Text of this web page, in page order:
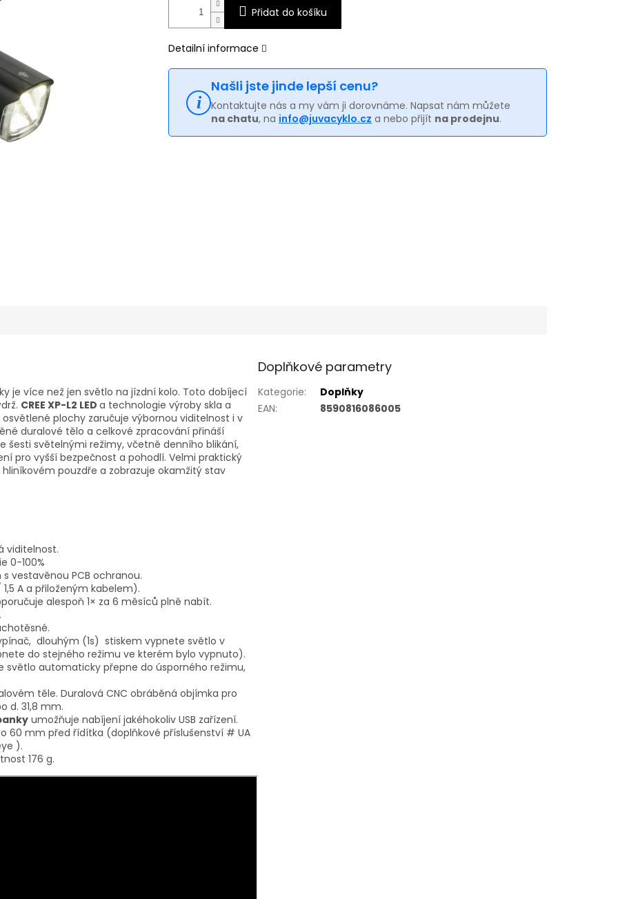
Přidat do košíku
Detailní informace
Našli jste jinde lepší cenu?
Kontaktujte nás a my vám ji dorovnáme. Napsat nám můžete
na chatu, na info@juvacyklo.cz a nebo přijít na prodejnu.
je více než jen světlo na jízdní kolo. Toto dobíjecí
CREE XP-L2 LED a technologie výroby skla a
plochy zaručuje výbornou viditelnost i v
duralové tělo a celkové zpracování přináší
šesti světelnými režimy, včetně denního blikání,
pro vyšší bezpečnost a pohodlí. Velmi praktický
pouzdře a zobrazuje okamžitý stav
viditelnost.
0-100%
vestavěnou PCB ochranou.
A a přiloženým kabelem).
alespoň 1× za 6 měsíců plně nabít.
dlouhým (1s) stiskem vypnete světlo v
do stejného režimu ve kterém bylo vypnuto).
světlo automaticky přepne do úsporného režimu,
těle. Duralová CNC obráběná objímka pro
d. 31,8 mm.
umožňuje nabíjení jakéhokoliv USB zařízení.
60 mm před řídítka (doplňkové příslušenství # UA
).
176 g.
Doplňkové parametry
Kategorie:
Doplňky
EAN: 8590816086005